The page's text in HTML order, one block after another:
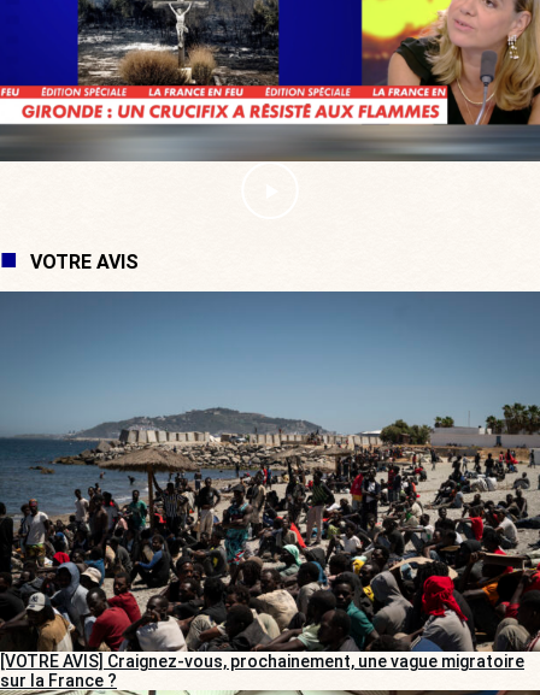
VOTRE AVIS
[VOTRE AVIS] Craignez-vous, prochainement, une vague migratoire
sur la France ?